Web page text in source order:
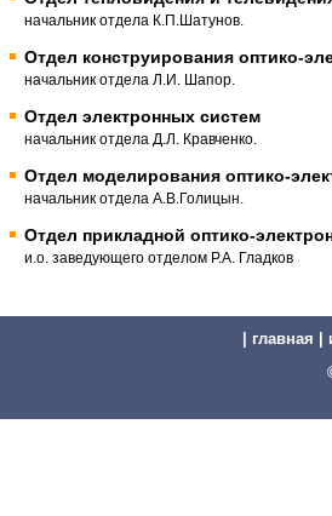
начальник отдела К.П.Шатунов.
Отдел конструирования оптико-
начальник отдела Л.И. Шапор.
Отдел электронных систем
начальник отдела Д.Л. Кравченко.
Отдел моделирования оптико-
начальник отдела А.В.Голицын.
Отдел прикладной оптико-
и.о. заведующего отделом Р.А. Гладков
главная